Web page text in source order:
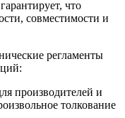
что
совместимости и
регламенты
производителей и
толкование